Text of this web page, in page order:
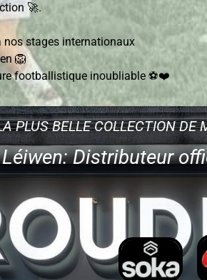
🚀.
stages internationaux
🦁
footballistique inoubliable ⚽❤️
PLUS BELLE COLLECTION
Distributeur